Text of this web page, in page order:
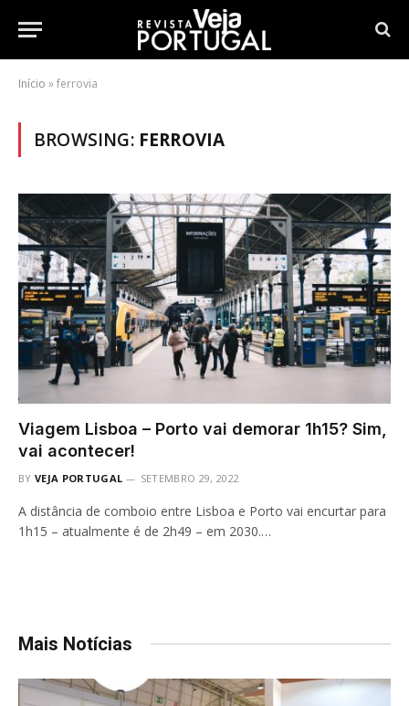
Início »ferrovia
BROWSING: FERROVIA
Viagem Lisboa – Porto vai demorar 1h15? Sim,
vai acontecer!
BY VEJA PORTUGAL SETEMBRO 29, 2022
A distância de comboio entre Lisboa e Porto vai encurtar para
1h15 – atualmente é de 2h49 – em 2030.…
Mais Notícias